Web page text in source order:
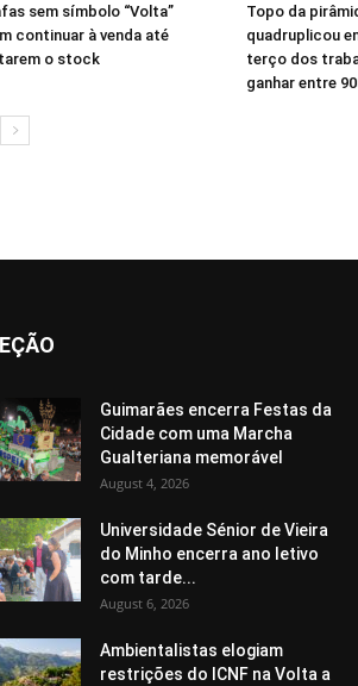
sem símbolo “Volta”
continuar à venda até
o stock
Topo da
quadruplicou
terço dos
ganhar entre
Guimarães encerra Festas da
Cidade com uma Marcha
Gualteriana memorável
August 4, 2026
Universidade Sénior de Vieira
do Minho encerra ano letivo
com tarde...
August 6, 2026
Ambientalistas elogiam
restrições do ICNF na Volta a